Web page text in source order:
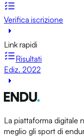
Verifica iscrizione
Link rapidi
Risultati
Ediz. 2022
La piattaforma digitale
meglio gli sport di